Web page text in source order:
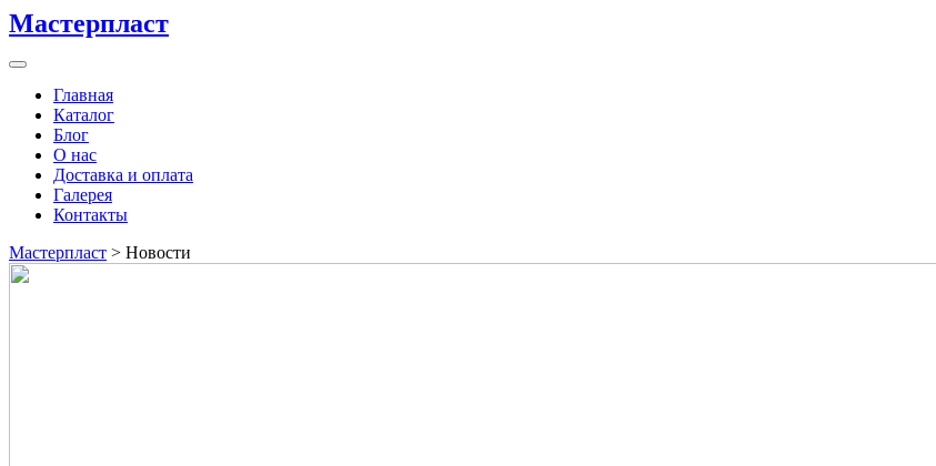
Мастерпласт
Главная
Каталог
Блог
О нас
Доставка и оплата
Галерея
Контакты
Мастерпласт > Новости